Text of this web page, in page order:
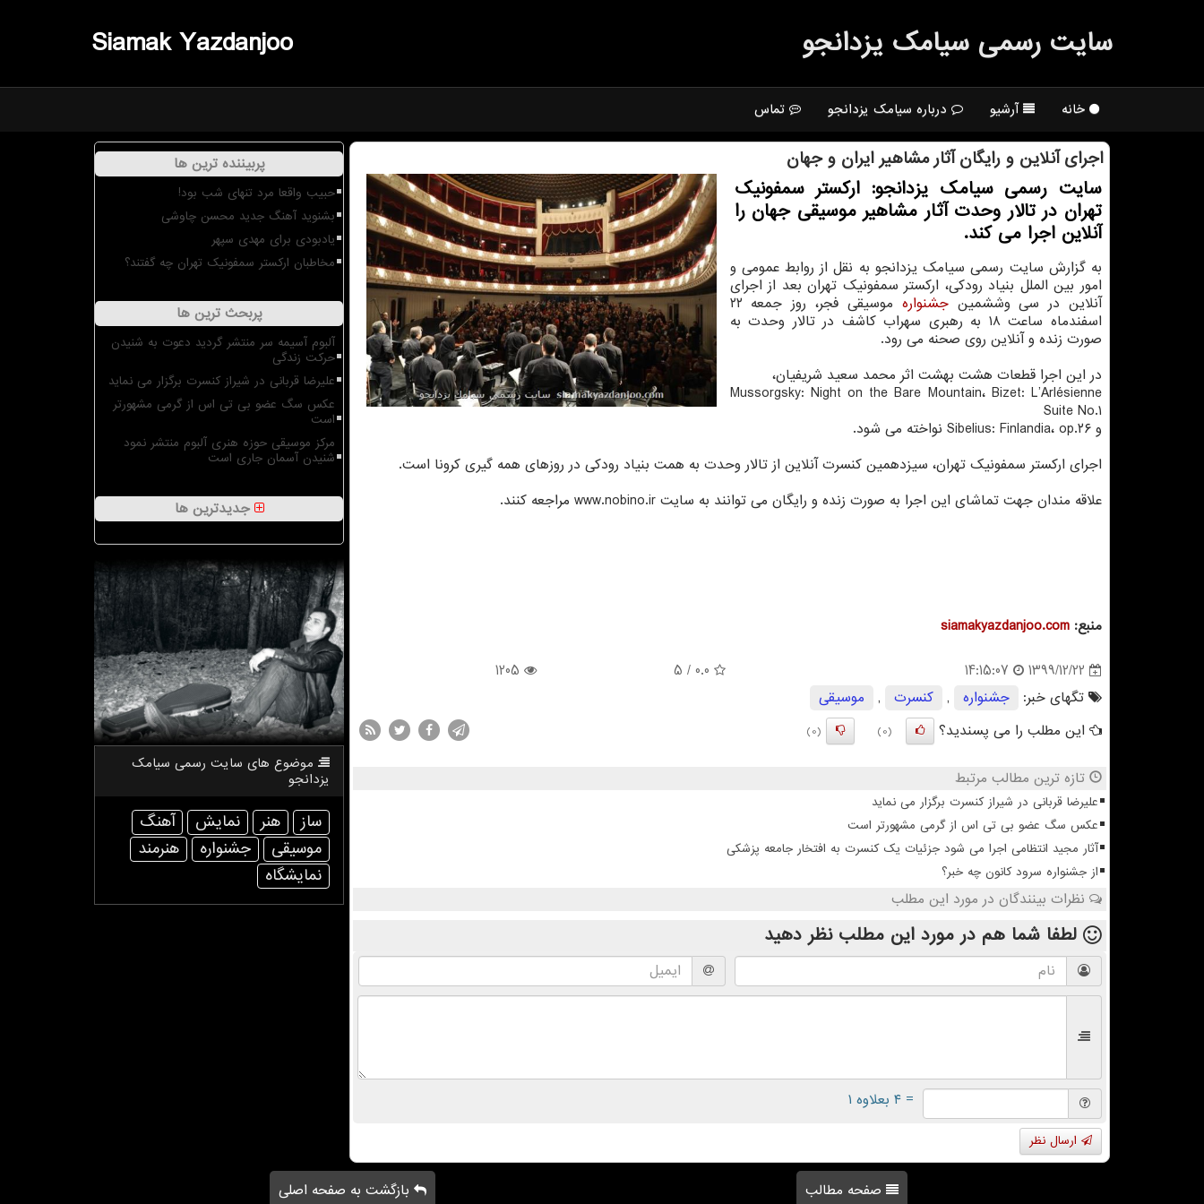
Siamak Yazdanjoo سایت رسمی سیامك یزدانجو
خانه آرشیو درباره سیامک یزدانجو تماس
اجرای آنلاین و رایگان آثار مشاهیر ایران و جهان
سایت رسمی سیامک یزدانجو: ارکستر سمفونیک
تهران در تالار وحدت آثار مشاهیر موسیقی جهان را
آنلاین اجرا می کند.
به گزارش سایت رسمی سیامک یزدانجو به نقل از روابط عمومی و
امور بین الملل بنیاد رودکی، ارکستر سمفونیک تهران بعد از اجرای
آنلاین در سی وششمینجشنواره
موسیقی فجر، روز جمعه ۲۲
اسفندماه ساعت ۱۸ به رهبری سهراب کاشف در تالار وحدت به
صورت زنده و آنلاین روی صحنه می رود.
در این اجرا قطعات هشت بهشت اثر محمد سعید شریفیان،
Mussorgsky: Night on the Bare Mountain، Bizet: L’Arlésienne
Suite No.۱
و Sibelius: Finlandia، op.۲۶ نواخته می شود.
اجرای ارکستر سمفونیک تهران، سیزدهمین کنسرت آنلاین از تالار وحدت به همت بنیاد رودکی در روزهای همه گیری کرونا است.
علاقه مندان جهت تماشای این اجرا به صورت زنده و رایگان می توانند به سایت www.nobino.ir مراجعه کنند.
منبع: siamakyazdanjoo.com
1399/12/22
14:15:07
0.0
/ 5
1205
تگهای خبر:
جشنواره , كنسرت ,
موسیقی
این مطلب را می پسندید؟
(0)
(0)
تازه ترین مطالب مرتبط
علیرضا قربانی در شیراز کنسرت برگزار می نماید
عکس سگ عضو بی تی اس از گرمی مشهورتر است
آثار مجید انتظامی اجرا می شود جزئیات یک کنسرت به افتخار جامعه پزشکی
از جشنواره سرود کانون چه خبر؟
نظرات بینندگان در مورد این مطلب
لطفا شما هم در مورد این مطلب نظر دهید
= ۴ بعلاوه ۱
ارسال نظر
پربیننده ترین ها
حبیب واقعا مرد تنهای شب بود!
بشنوید آهنگ جدید محسن چاوشی
یادبودی برای مهدی سپهر
مخاطبان ارکستر سمفونیک تهران چه گفتند؟
پربحث ترین ها
آلبوم آسیمه سر منتشر گردید دعوت به شنیدن
حرکت زندگی
علیرضا قربانی در شیراز کنسرت برگزار می نماید
عکس سگ عضو بی تی اس از گرمی مشهورتر
است
مرکز موسیقی حوزه هنری آلبوم منتشر نمود
شنیدن آسمان جاری است
جدیدترین ها
موضوع های سایت رسمی سیامك
یزدانجو
ساز هنر نمایش
آهنگ
موسیقی
جشنواره
هنرمند
نمایشگاه
صفحه مطالب بازگشت به صفحه اصلی